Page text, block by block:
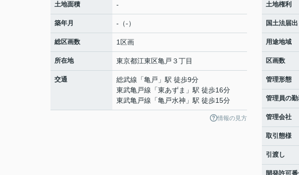
土地面積 -
築年月 -（-）
総区画数 1区画
所在地 東京都江東区亀戸 ３丁目
交通 総武線 「亀戸 」駅 徒歩9分
東武亀戸線 「東あずま 」駅 徒歩16分
東武亀戸線 「亀戸水神 」駅 徒歩15分
情報の見方
土地権利
国土法届出
用途地域
区画数
管理形態
管理員の
管理会社
取引態様
引渡し
開発許可